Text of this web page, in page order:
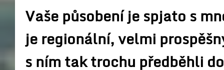
Vaše působení je spjato s
je regionální, velmi
s ním tak trochu předběhli